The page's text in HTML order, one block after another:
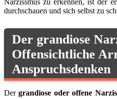
Narzissmus zu erkennen, ist der
durchschauen und sich selbst zu
Der grandiose
Offensichtliche
Anspruchsdenken
Dergrandiose oder offene